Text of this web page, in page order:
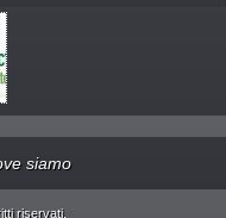
siamo
riservati.